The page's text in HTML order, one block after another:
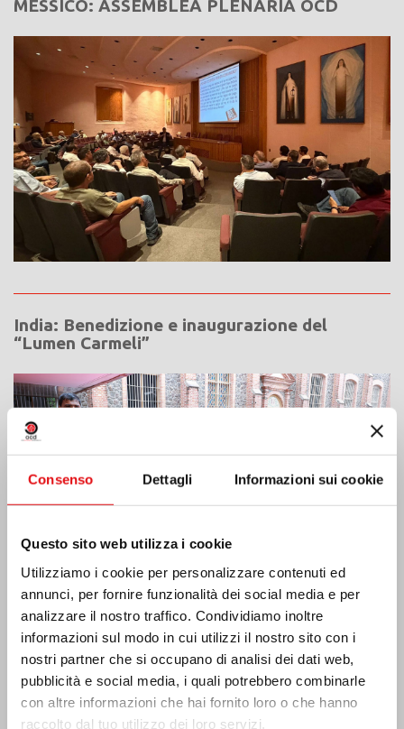
Consenso Dettagli Informazioni sui cookie
Questo sito web utilizza i cookie
Utilizziamo i cookie per personalizzare contenuti ed
annunci, per fornire funzionalità dei social media e per
analizzare il nostro traffico. Condividiamo inoltre
informazioni sul modo in cui utilizzi il nostro sito con i
nostri partner che si occupano di analisi dei dati web,
pubblicità e social media, i quali potrebbero combinarle
con altre informazioni che hai fornito loro o che hanno
raccolto dal tuo utilizzo dei loro servizi.
MESSICO: ASSEMBLEA PLENARIA OCD
India: Benedizione e inaugurazione del
“Lumen Carmeli”
Costa d’Avorio: doppio Giubileo d’Argento